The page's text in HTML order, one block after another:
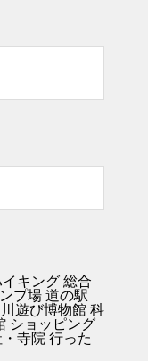
キング 総合
プ場 道の駅
川遊び博物館 科
ショッピング
寺院 行った